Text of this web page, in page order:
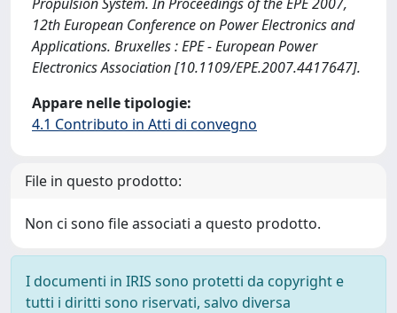
12th European Conference on Power Electronics and
Applications. Bruxelles : EPE - European Power
Electronics Association [10.1109/EPE.2007.4417647].
Appare nelle tipologie:
4.1 Contributo in Atti di convegno
File in questo prodotto:
Non ci sono file associati a questo prodotto.
I documenti in IRIS sono protetti da copyright e
tutti i diritti sono riservati, salvo diversa